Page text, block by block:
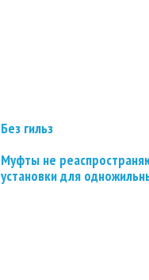
Без гильз
Муфты не
установки для